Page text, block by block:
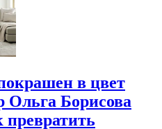
в цвет
Ольга Борисова
превратить